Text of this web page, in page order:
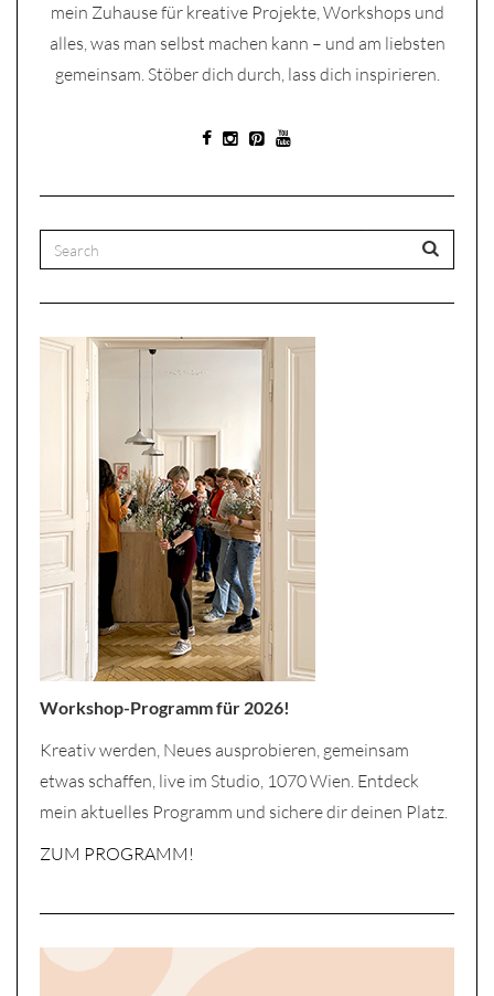
mein Zuhause für kreative Projekte, Workshops und
alles, was man selbst machen kann – und am liebsten
gemeinsam. Stöber dich durch, lass dich inspirieren.
Workshop-Programm für 2026!
Kreativ werden, Neues ausprobieren, gemeinsam
etwas schaffen, live im Studio, 1070 Wien. Entdeck
mein aktuelles Programm und sichere dir deinen Platz.
ZUM PROGRAMM!